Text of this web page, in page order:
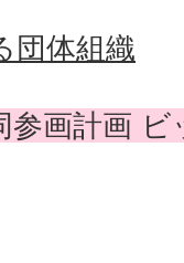
団体組織
参画計画